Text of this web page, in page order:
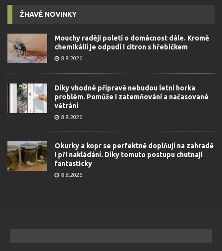
ŽHAVÉ NOVINKY
Mouchy raději poletí o domácnost dále. Kromě
chemikálií je odpudí i citron s hřebíčkem
8.8.2026
Díky vhodné přípravě nebudou letní horka
problém. Pomůže i zatemňování a načasované
větrání
8.8.2026
Okurky a kopr se perfektně doplňují na zahradě
i při nakládání. Díky tomuto postupu chutnají
fantasticky
8.8.2026